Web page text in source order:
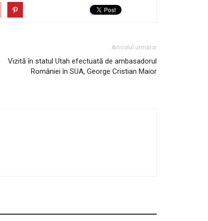
Articolul următor
Vizită în statul Utah efectuată de ambasadorul
României în SUA, George Cristian Maior